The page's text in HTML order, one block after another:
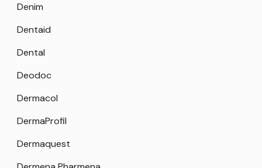
Denim
Dentaid
Dental
Deodoc
Dermacol
DermaProfil
Dermaquest